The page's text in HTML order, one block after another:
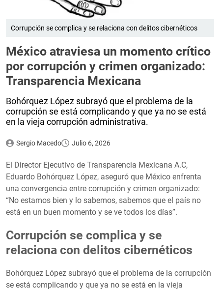
Corrupción se complica y se relaciona con delitos cibernéticos
México atraviesa un momento crítico
por corrupción y crimen organizado:
Transparencia Mexicana
Bohórquez López subrayó que el problema de la
corrupción se está complicando y que ya no se está
en la vieja corrupción administrativa.
Sergio Macedo Julio 6, 2026
El Director Ejecutivo de Transparencia Mexicana A.C,
Eduardo Bohórquez López, aseguró que México enfrenta
una convergencia entre corrupción y crimen organizado:
“No estamos bien y lo sabemos, sabemos que el país no
está en un buen momento y se ve todos los días”.
Corrupción se complica y se
relaciona con delitos cibernéticos
Bohórquez López subrayó que el problema de la corrupción
se está complicando y que ya no se está en la vieja